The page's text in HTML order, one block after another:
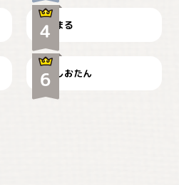
まる
暑い日が続くにゃ
しおたん